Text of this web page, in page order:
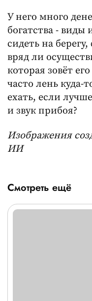
У него много
богатства -
сидеть на
вряд ли
которая зовёт
часто лень куда-
ехать, если
и звук прибоя?
Изображения
ИИ
Смотреть ещё